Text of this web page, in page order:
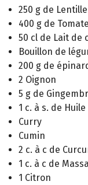
250 g de
400 g de
50 cl de Lait de
Bouillon de
200 g de
2 Oignon
5 g de
1 c. à s. de
Curry
Cumin
2 c. à c de
1 c. à c de
1 Citron